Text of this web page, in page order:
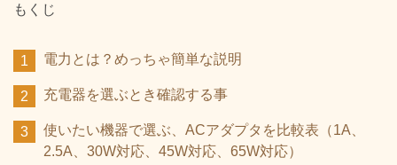
もくじ
電力とは？めっちゃ簡単な説明
充電器を選ぶとき確認する事
使いたい機器で選ぶ、ACアダプタを比較表（1A、
2.5A、30W対応、45W対応、65W対応）